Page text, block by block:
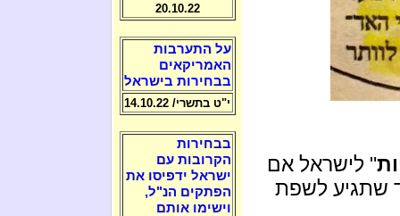
" לישראל אם
שתגיע לשפת
20.10.22
על התערבות
האמריקאים
בבחירות בישראל
י"ט בתשרי/ 14.10.22
בבחירות
הקרובות עם
ישראל ידפיסו את
הפתקים הנ"ל,
וישימו אותם